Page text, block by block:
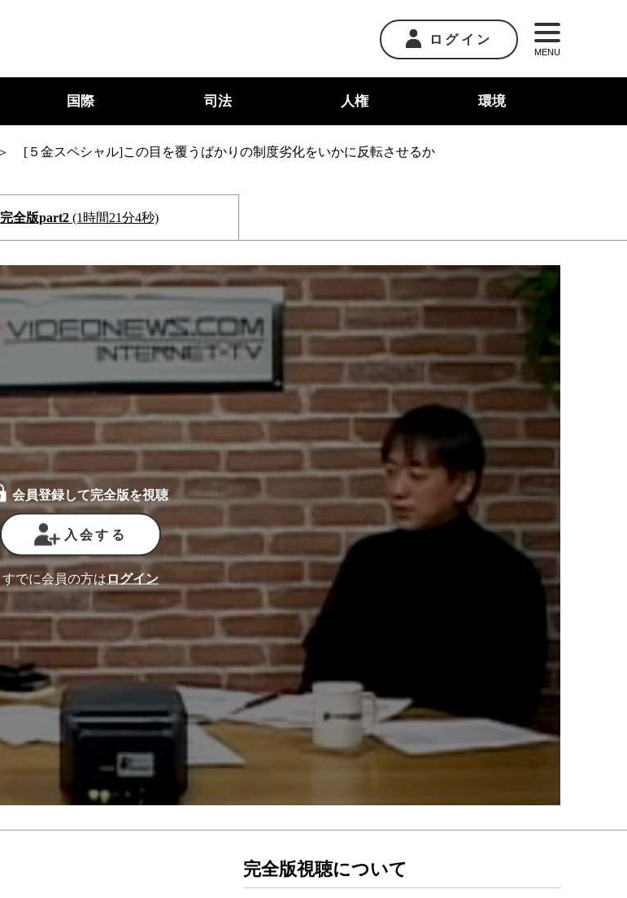
ログイン
MENU
国際 司法 人権 環境
[５金スペシャル]この目を覆うばかりの制度劣化をいかに反転させるか
完全版part2 (1時間21分4秒)
会員登録して完全版を視聴
入会する
すでに会員の方は ログイン
完全版視聴について